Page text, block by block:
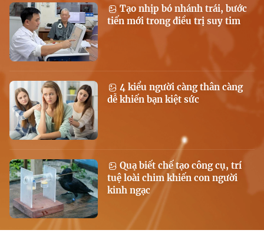
Tạo nhịp bó nhánh trái, bước
tiến mới trong điều trị suy tim
4 kiểu người càng thân càng
dễ khiến bạn kiệt sức
Quạ biết chế tạo công cụ, trí
tuệ loài chim khiến con người
kinh ngạc